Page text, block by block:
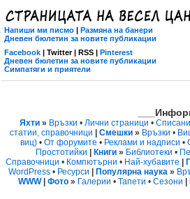
Напиши ми писмо | Размяна на банери
Дневен бюлетин за новите публикации
Facebook | Twitter | RSS | Pinterest
Дневен бюлетин за новите публикации
Симпатяги и приятели
Яхти » Връзки • Лични страници •
статии, справочници
Смешки » Връзки •
виц) • От форумите • Реклами и надписи •
Простотийки
Книги » Библиотеки •
Справочници • Компютърни • Най-хубавите
WordPress • Ресурси Популярна наука »
WWW| Фото » Галерии • Тапети • Сезони